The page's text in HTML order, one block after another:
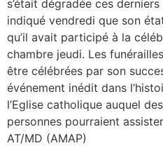
s’était dégradée ces
indiqué vendredi que son
qu’il avait participé à la
chambre jeudi. Les
être célébrées par son
événement inédit dans
l’Eglise catholique auquel
personnes pourraient
AT/MD (AMAP)